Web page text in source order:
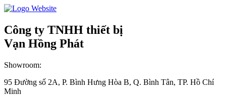
Công ty TNHH thiết bị
Vạn Hồng Phát
Showroom:
95 Đường số 2A, P. Bình Hưng Hòa B, Q. Bình Tân, TP. Hồ Chí
Minh